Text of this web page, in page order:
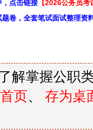
，点击链接 【2026公务员
卷，全套笔试面试整理资
解掌握公职
页、 存为桌